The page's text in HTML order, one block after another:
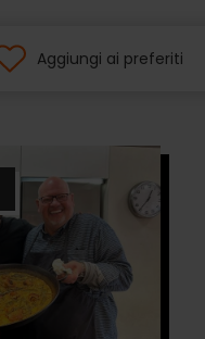
Aggiungi ai preferiti